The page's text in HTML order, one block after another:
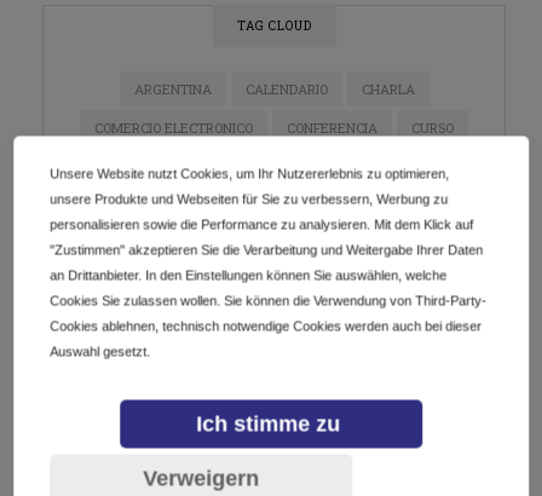
TAG CLOUD
ARGENTINA CALENDARIO CHARLA
COMERCIO ELECTRONICO CONFERENCIA CURSO
DIGITALIZACIÓN DOMINIOS E-COMMERCE
ECOMMERCE EMPRENDEDORES EMPRENDIMIENTO
ESTRATEGIA DE MARKETING EVENTO
EVENTO EN LÍNEA EVENTOS GETDOTLTDA
GETDOTSRL ICANN INDUSTRIA DE DOMINIOS
INNOVACIÓN
MARKETING MARKETING DE CONTENIDO
MARKETING DIGITAL MÉXICO
NETWORKING PYMES
Unsere Website nutzt Cookies, um Ihr Nutzererlebnis zu optimieren,
unsere Produkte und Webseiten für Sie zu verbessern, Werbung zu
personalisieren sowie die Performance zu analysieren. Mit dem Klick auf
"Zustimmen" akzeptieren Sie die Verarbeitung und Weitergabe Ihrer Daten
an Drittanbieter. In den Einstellungen können Sie auswählen, welche
Cookies Sie zulassen wollen. Sie können die Verwendung von Third-Party-
Cookies ablehnen, technisch notwendige Cookies werden auch bei dieser
Auswahl gesetzt.
Ich stimme zu
Verweigern